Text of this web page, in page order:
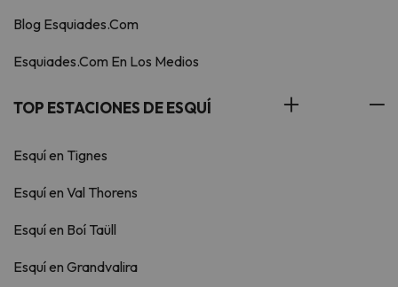
Blog Esquiades.Com
Esquiades.Com En Los Medios
TOP ESTACIONES DE ESQUÍ
Esquí en Tignes
Esquí en Val Thorens
Esquí en Boí Taüll
Esquí en Grandvalira